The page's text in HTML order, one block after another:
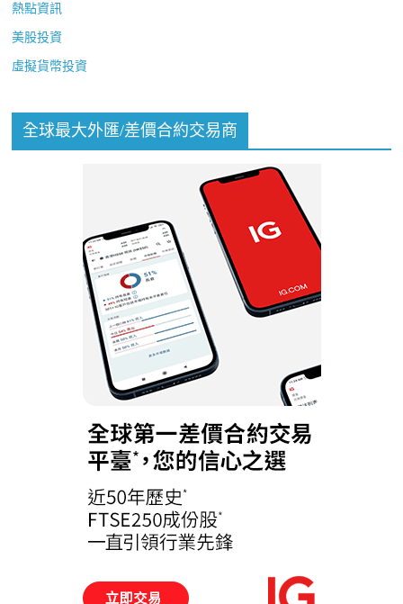
熱點資訊
美股投資
虛擬貨幣投資
全球最大外匯/差價合約交易商